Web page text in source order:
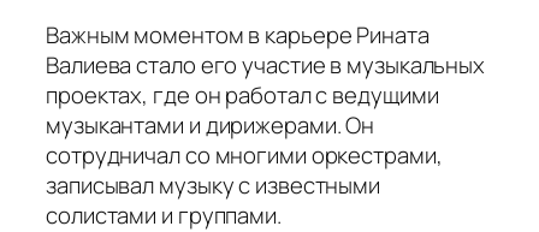
Важным моментом в карьере Рината
Валиева стало его участие в музыкальных
проектах, где он работал с ведущими
музыкантами и дирижерами. Он
сотрудничал со многими оркестрами,
записывал музыку с известными
солистами и группами.